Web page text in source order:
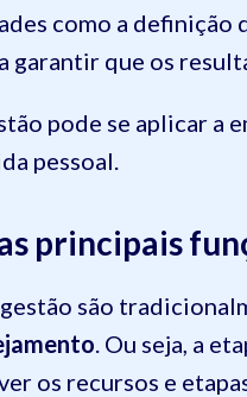
como a definição
garantir que os
pode se aplicar a
pessoal.
principais
são
. Ou seja, a
os recursos e